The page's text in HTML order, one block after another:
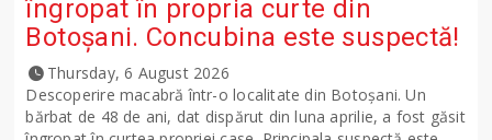
îngropat în propria curte din
Botoșani. Concubina este suspectă!
Thursday, 6 August 2026
Descoperire macabră într-o localitate din Botoșani. Un
bărbat de 48 de ani, dat dispărut din luna aprilie, a fost găsit